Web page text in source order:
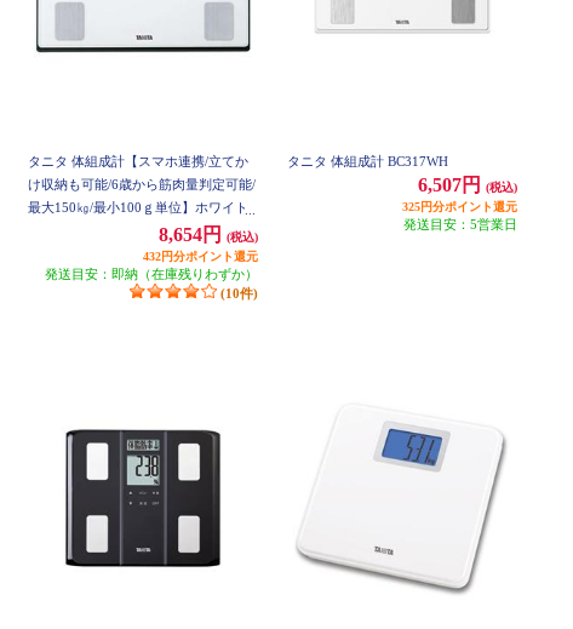
タニタ 体組成計【スマホ連携/立てか
け収納も可能/6歳から筋肉量判定可能/
最大150㎏/最小100ｇ単位】ホワイト
8,654円
(税込)
432円分ポイント還元
発送目安：即納（在庫残りわずか）
(10件)
タニタ 体組成計 BC317WH
6,507円
(税込)
325円分ポイント還元
発送目安：5営業日